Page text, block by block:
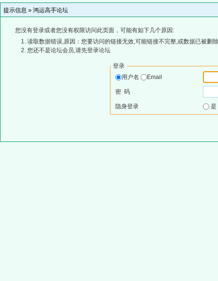
提示信息 » 鸿运高手论坛
您没有登录或者您没有权限访问此页面，可能有如下几个原因:
读取数据错误,原因：您要访问的链接无效,可能链接不完整,或数据已被删
您还不是论坛会员,请先登录论坛
登录
用户名
Email
密 码
隐身登录